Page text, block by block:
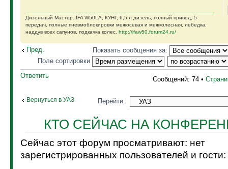
Дизельный Мастер. IFA W50LA, КУНГ, 6,5 л дизель, полный привод, 5
передач, полные пневмоблокировки межосевая и межколесная, лебедка,
наддув всех сапунов, подкачка колес. http://ifaw50.forum24.ru/
Пред.
Показать сообщения за:
Поле сортировки
Ответить
Сообщений: 74 •
Вернуться в УАЗ Перейти:
КТО СЕЙЧАС НА
Сейчас этот форум просматривают: нет
зарегистрированных пользователей и гости: